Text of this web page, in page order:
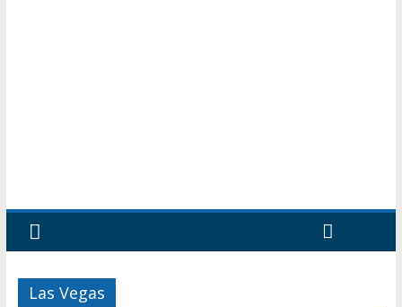
Las Vegas